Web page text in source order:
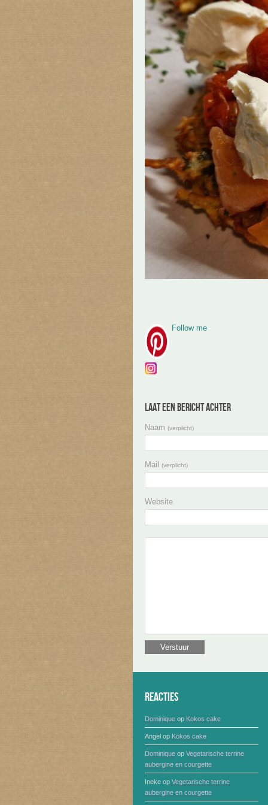
Follow me
Laat een bericht achter
Naam (verplicht)
Mail (verplicht)
Website
Reacties
Dominique op Kokos cake
Angel op Kokos cake
Dominique op Vegetarische terrine
aubergine en courgette
Ineke op Vegetarische terrine
aubergine en courgette